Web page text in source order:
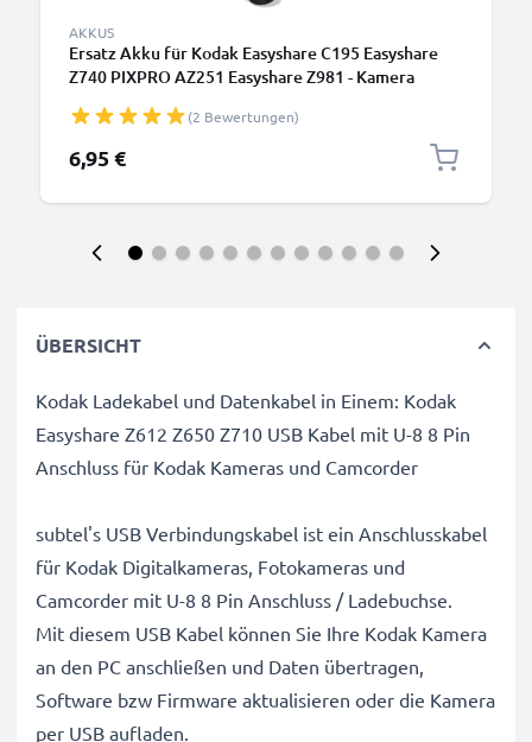
AKKUS
Ersatz Akku für Kodak Easyshare C195 Easyshare
Z740 PIXPRO AZ251 Easyshare Z981 - Kamera
(2 Bewertungen)
6,95 €
ÜBERSICHT
Kodak Ladekabel und Datenkabel in Einem: Kodak
Easyshare Z612 Z650 Z710 USB Kabel mit U-8 8 Pin
Anschluss für Kodak Kameras und Camcorder
subtel's USB Verbindungskabel ist ein Anschlusskabel
für Kodak Digitalkameras, Fotokameras und
Camcorder mit U-8 8 Pin Anschluss / Ladebuchse.
Mit diesem USB Kabel können Sie Ihre Kodak Kamera
an den PC anschließen und Daten übertragen,
Software bzw Firmware aktualisieren oder die Kamera
per USB aufladen.